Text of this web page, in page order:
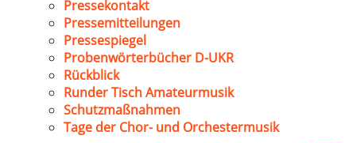
Pressekontakt
Pressemitteilungen
Pressespiegel
Probenwörterbücher D-UKR
Rückblick
Runder Tisch Amateurmusik
Schutzmaßnahmen
Tage der Chor- und Orchestermusik